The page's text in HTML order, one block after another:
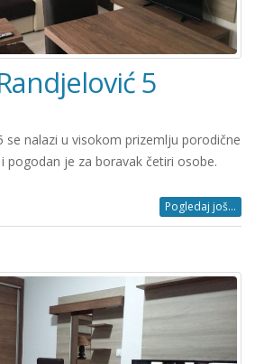
5
se nalazi u visokom prizemlju porodične
pogodan je za boravak četiri osobe.
Pogledaj još...